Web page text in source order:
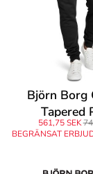
Björn Borg
Tapered
561,75 SEK
BEGRÄNSAT